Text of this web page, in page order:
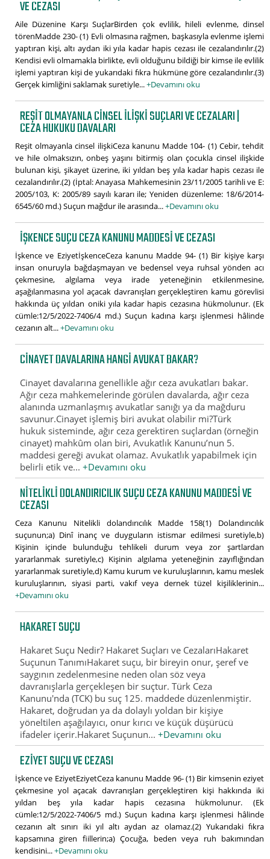
VE CEZASI
Aile Düzenine Karşı SuçlarBirden çok evlilik, hileli evlenme, dinsel
törenMadde 230- (1) Evli olmasına rağmen, başkasıyla evlenme işlemi
yaptıran kişi, altı aydan iki yıla kadar hapis cezası ile cezalandırılır.(2)
Kendisi evli olmamakla birlikte, evli olduğunu bildiği bir kimse ile evlilik
işlemi yaptıran kişi de yukarıdaki fıkra hükmüne göre cezalandırılır.(3)
Gerçek kimliğini saklamak suretiyle...+Devamını oku
REŞIT OLMAYANLA CINSEL ILIŞKI SUÇLARI VE CEZALARI |
CEZA HUKUKU DAVALARI
Reşit olmayanla cinsel ilişkiCeza kanunu Madde 104- (1) Cebir, tehdit
ve hile olmaksızın, onbeş yaşını bitirmiş olan çocukla cinsel ilişkide
bulunan kişi, şikayet üzerine, iki yıldan beş yıla kadar hapis cezası ile
cezalandırılır.(2) (İptal: Anayasa Mahkemesinin 23/11/2005 tarihli ve E:
2005/103, K: 2005/89 sayılı kararı ile; Yeniden düzenleme: 18/6/2014-
6545/60 md.) Suçun mağdur ile arasında...+Devamını oku
İŞKENCE SUÇU CEZA KANUNU MADDESI VE CEZASI
İşkence ve EziyetİşkenceCeza kanunu Madde 94- (1) Bir kişiye karşı
insan onuruyla bağdaşmayan ve bedensel veya ruhsal yönden acı
çekmesine, algılama veya irade yeteneğinin etkilenmesine,
aşağılanmasına yol açacak davranışları gerçekleştiren kamu görevlisi
hakkında üç yıldan oniki yıla kadar hapis cezasına hükmolunur. (Ek
cümle:12/5/2022-7406/4 md.) Suçun kadına karşı işlenmesi hâlinde
cezanın alt...+Devamını oku
CINAYET DAVALARINA HANGI AVUKAT BAKAR?
Cinayet davalarına genellikle ağır ceza avukatları bakar.
Ağır ceza mahkemelerinde görülen davalarda, ağır ceza
alanında uzmanlaşmış avukatlar sanığı ya da mağduru
savunur.Cinayet işlemiş biri avukat olabilir mi?Türk
hukuk sisteminde, ağır ceza gerektiren suçlardan (örneğin
cinayet) mahkûm olan biri, Avukatlık Kanunu’nun 5.
maddesi gereği avukat olamaz. Avukatlık yapabilmek için
belirli etik ve...+Devamını oku
NITELIKLI DOLANDIRICILIK SUÇU CEZA KANUNU MADDESI VE
CEZASI
Ceza Kanunu Nitelikli dolandırıcılık Madde 158(1) Dolandırıcılık
suçunun;a) Dinî inanç ve duyguların istismar edilmesi suretiyle,b)
Kişinin içinde bulunduğu tehlikeli durum veya zor şartlardan
yararlanmak suretiyle,c) Kişinin algılama yeteneğinin zayıflığından
yararlanmak suretiyle,d) Kamu kurum ve kuruluşlarının, kamu meslek
kuruluşlarının, siyasi parti, vakıf veya dernek tüzel kişiliklerinin...
+Devamını oku
HAKARET SUÇU
Hakaret Suçu Nedir? Hakaret Suçları ve CezalarıHakaret
Suçunun TanımıHakaret suçu, bir bireyin onur, şeref ve
saygının zedelenmesine neden olan söz veya
davranışlarla gerçekleşen bir suçtur. Türk Ceza
Kanunu'nda (TCK) bu suç 125. maddede düzenlenmiştir.
Hakaret, doğrudan ya da dolaylı yoldan bir kişiye
yöneltilen aşağılayıcı, onur kırıcı ve küçük düşürücü
ifadeler içerir.Hakaret Suçunun...+Devamını oku
EZIYET SUÇU VE CEZASI
İşkence ve EziyetEziyetCeza kanunu Madde 96- (1) Bir kimsenin eziyet
çekmesine yol açacak davranışları gerçekleştiren kişi hakkında iki
yıldan beş yıla kadar hapis cezasına hükmolunur. (Ek
cümle:12/5/2022-7406/5 md.) Suçun kadına karşı işlenmesi hâlinde
cezanın alt sınırı iki yıl altı aydan az olamaz.(2) Yukarıdaki fıkra
kapsamına giren fiillerin;a) Çocuğa, beden veya ruh bakımından
kendisini...+Devamını oku